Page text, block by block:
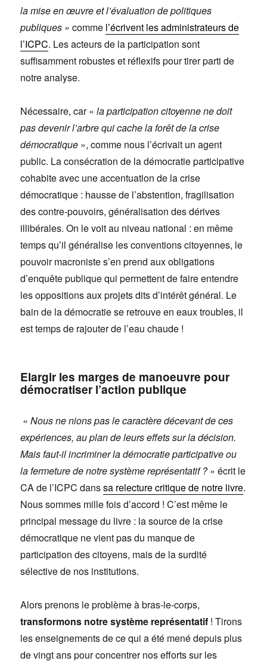
la mise en œuvre et l’évaluation de politiques
publiques » comme l’écrivent les administrateurs de
l’ICPC. Les acteurs de la participation sont
suffisamment robustes et réflexifs pour tirer parti de
notre analyse.
Nécessaire, car «la participation citoyenne ne doit
pas devenir l’arbre qui cache la forêt de la crise
démocratique », comme nous l’écrivait un agent
public. La consécration de la démocratie participative
cohabite avec une accentuation de la crise
démocratique : hausse de l’abstention, fragilisation
des contre-pouvoirs, généralisation des dérives
illibérales. On le voit au niveau national : en même
temps qu’il généralise les conventions citoyennes, le
pouvoir macroniste s’en prend aux obligations
d’enquête publique qui permettent de faire entendre
les oppositions aux projets dits d’intérêt général. Le
bain de la démocratie se retrouve en eaux troubles, il
est temps de rajouter de l’eau chaude !
Elargir les marges de manoeuvre pour
démocratiser l’action publique
«Nous ne nions pas le caractère décevant de ces
expériences, au plan de leurs effets sur la décision.
Mais faut-il incriminer la démocratie participative ou
la fermeture de notre système représentatif ?» écrit le
CA de l’ICPC danssa relecture critique de notre livre.
Nous sommes mille fois d’accord ! C’est même le
principal message du livre : la source de la crise
démocratique ne vient pas du manque de
participation des citoyens, mais de la surdité
sélective de nos institutions.
Alors prenons le problème à bras-le-corps,
transformons notre système représentatif ! Tirons
les enseignements de ce qui a été mené depuis plus
de vingt ans pour concentrer nos efforts sur les